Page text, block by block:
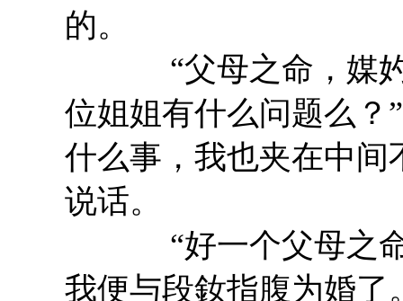
的。
“父母之命，媒妁
位姐姐有什么问题么？
什么事，我也夹在中间
说话。
“好一个父母之命
我便与段釹指腹为婚了